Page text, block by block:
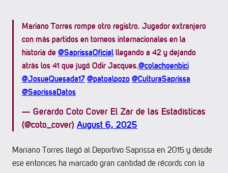
Mariano Torres rompe otro registro. Jugador extranjero
con más partidos en torneos internacionales en la
historia de @SaprissaOficial llegando a 42 y dejando
atrás los 41 que jugó Odir Jacques.@colachoenbici
@JosueQuesada17 @patoalpozo @CulturaSaprissa
@SaprissaDatos
— Gerardo Coto Cover El Zar de las Estadísticas
(@coto_cover) August 6, 2025
Mariano Torres llegó al Deportivo Saprissa en 2015 y desde
ese entonces ha marcado gran cantidad de récords con la